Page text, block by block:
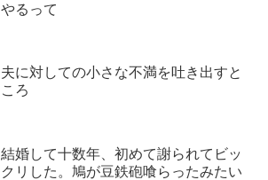
やるって
夫に対しての小さな不満を吐き出すと
ころ
結婚して十数年、初めて謝られてビッ
クリした。鳩が豆鉄砲喰らったみたい